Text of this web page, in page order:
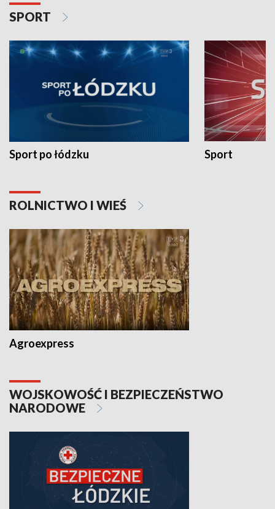
SPORT
Sport po łódzku Sport
ROLNICTWO I WIEŚ
Agroexpress
WOJSKOWOŚĆ I BEZPIECZEŃSTWO
NARODOWE